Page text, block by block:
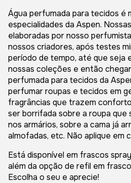
Água perfumada para tecidos é
especialidades da Aspen.
elaboradas por nosso
nossos criadores, após testes
período de tempo, até que seja
nossas coleções e então
perfumada para tecidos da
perfumar roupas e tecidos em
fragrâncias que trazem
ser borrifada sobre a roupa que
nos armários, sobre a cama já
almofadas, etc. Não aplique em
Está disponível em frascos
além da opção de refil em
Escolha o seu e aprecie!